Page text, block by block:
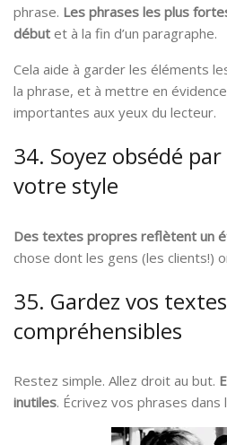
phrase. Les phrases les plus
début et à la fin d’un paragraphe.
Cela aide à garder les éléments
la phrase, et à mettre en
importantes aux yeux du lecteur.
34. Soyez obsédé
votre style
Des textes propres reflètent un
chose dont les gens (les clients!)
35. Gardez vos
compréhensibles
Restez simple. Allez droit au but.
inutiles. Écrivez vos phrases dans